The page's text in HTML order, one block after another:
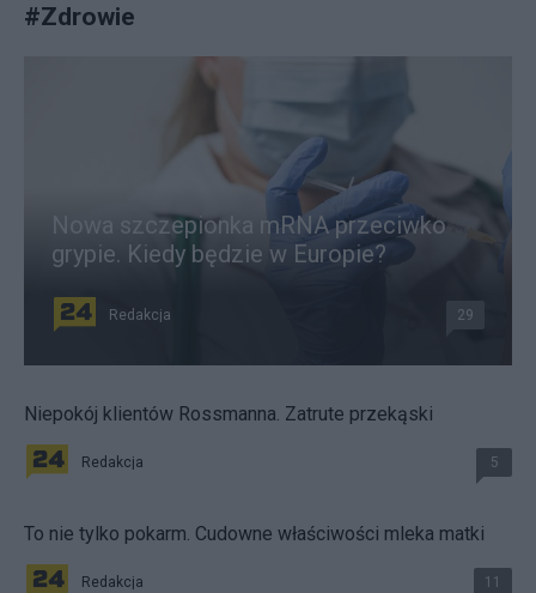
#Zdrowie
Nowa szczepionka mRNA przeciwko
grypie. Kiedy będzie w Europie?
Redakcja 29
Niepokój klientów Rossmanna. Zatrute przekąski
Redakcja 5
To nie tylko pokarm. Cudowne właściwości mleka matki
Redakcja 11